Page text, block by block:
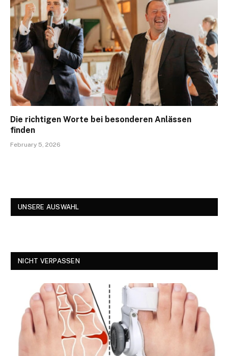
Die richtigen Worte bei besonderen Anlässen
finden
February 5, 2026
UNSERE AUSWAHL
NICHT VERPASSEN